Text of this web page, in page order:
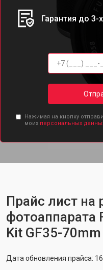
Гарантия до 3-
Нажимая на кнопку
моих персональных
Прайс лист на
фотоаппарата
Kit GF35-70mm
Дата обновления прайса: